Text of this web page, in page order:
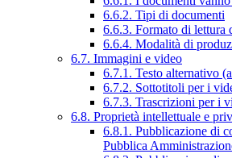
6.6.2. Tipi di documenti
6.6.3. Formato di lettura
6.6.4. Modalità di
6.7. Immagini e video
6.7.1. Testo alternativo
6.7.2. Sottotitoli per i
6.7.3. Trascrizioni per i
6.8. Proprietà intellettuale e
6.8.1. Pubblicazione di
Pubblica